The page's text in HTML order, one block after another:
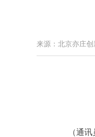
来源：北京亦庄
（通讯员